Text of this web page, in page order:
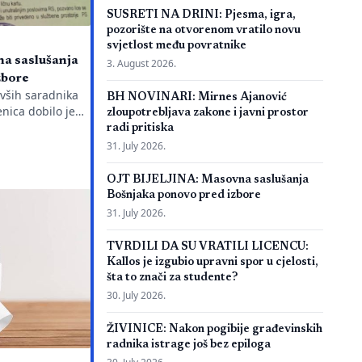
saslušanja
saradnika
dobilo je
policijsku
svega dan
Izvještaja o
centra
pozivanje
SUSRETI NA DRINI: Pjesma, igra,
pozorište na otvorenom vratilo novu
svjetlost među povratnike
3. August 2026.
BH NOVINARI: Mirnes Ajanović
zloupotrebljava zakone i javni prostor
radi pritiska
31. July 2026.
OJT BIJELJINA: Masovna saslušanja
Bošnjaka ponovo pred izbore
31. July 2026.
TVRDILI DA SU VRATILI LICENCU:
Kallos je izgubio upravni spor u cjelosti,
šta to znači za studente?
30. July 2026.
ŽIVINICE: Nakon pogibije građevinskih
radnika istrage još bez epiloga